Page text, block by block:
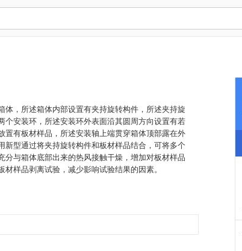
，所述箱体内部设置有夹持旋转构件，所述夹持旋
个安装环，所述安装环外表面沿其圆周方向设置有若
置有板材样品，所述安装轴上端贯穿箱体顶部露在外
新型通过将夹持旋转构件和板材样品结合，可将多个
与箱体底部出来的热风接触干燥，增加对板材样品
样品剥离试验，减少影响试验结果的因素。